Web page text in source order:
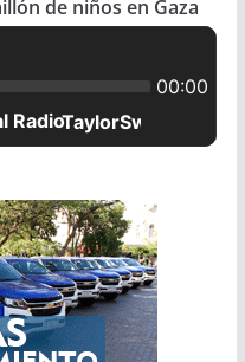
de niños en Gaza